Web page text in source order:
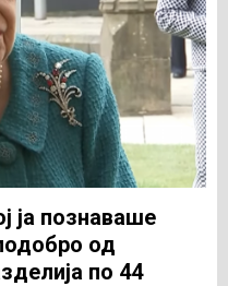
ја познаваше
од
по 44